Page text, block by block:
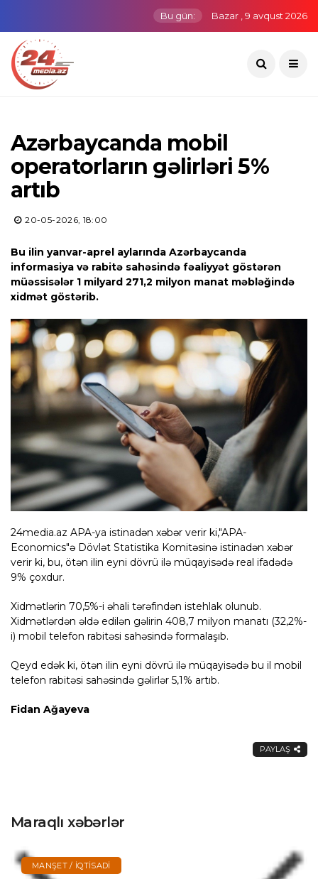
Bu gün: Bazar , 9 avqust 2026
Azərbaycanda mobil
operatorların gəlirləri 5%
artıb
20-05-2026, 18:00
Bu ilin yanvar-aprel aylarında Azərbaycanda
informasiya və rabitə sahəsində fəaliyyət göstərən
müəssisələr 1 milyard 271,2 milyon manat məbləğində
xidmət göstərib.
24media.az APA-ya istinadən xəbər verir ki,"APA-
Economics"ə Dövlət Statistika Komitəsinə istinadən xəbər
verir ki, bu, ötən ilin eyni dövrü ilə müqayisədə real ifadədə
9% çoxdur.
Xidmətlərin 70,5%-i əhali tərəfindən istehlak olunub.
Xidmətlərdən əldə edilən gəlirin 408,7 milyon manatı (32,2%-
i) mobil telefon rabitəsi sahəsində formalaşıb.
Qeyd edək ki, ötən ilin eyni dövrü ilə müqayisədə bu il mobil
telefon rabitəsi sahəsində gəlirlər 5,1% artıb.
Fidan Ağayeva
PAYLAŞ
Maraqlı xəbərlər
MANŞET / İQTISADI